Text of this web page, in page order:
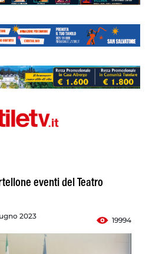
eventi del Teatro
2023
19994